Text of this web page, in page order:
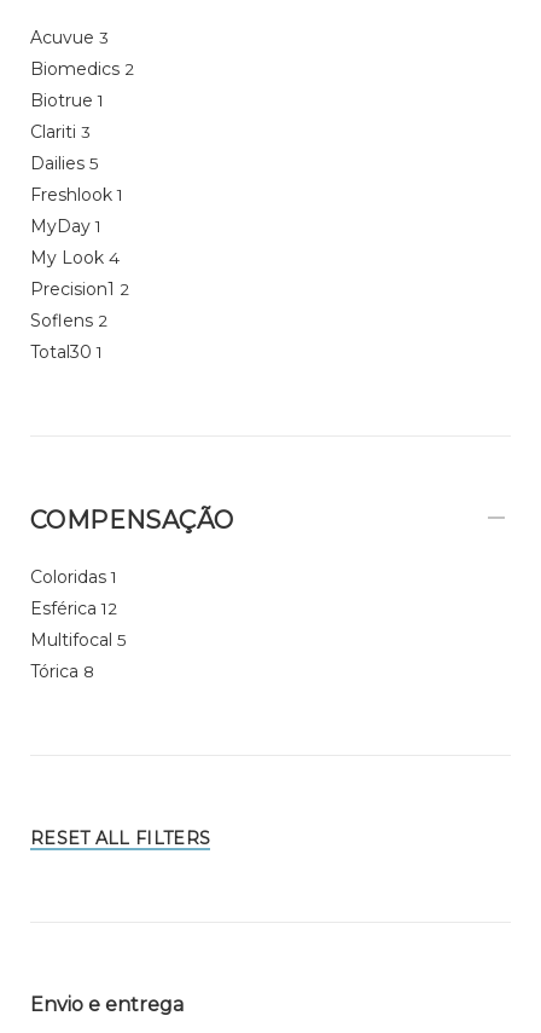
Acuvue 3
Biomedics 2
Biotrue 1
Clariti 3
Dailies 5
Freshlook 1
MyDay 1
My Look 4
Precision1 2
Soflens 2
Total30 1
COMPENSAÇÃO
Coloridas 1
Esférica 12
Multifocal 5
Tórica 8
RESET ALL FILTERS
Envio e entrega